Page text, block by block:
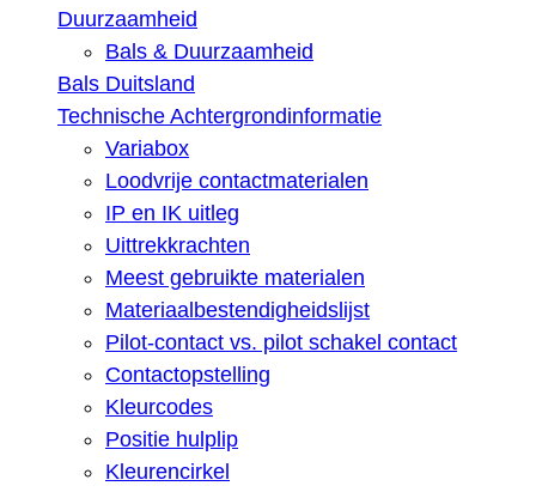
Duurzaamheid
Bals & Duurzaamheid
Bals Duitsland
Technische Achtergrondinformatie
Variabox
Loodvrije contactmaterialen
IP en IK uitleg
Uittrekkrachten
Meest gebruikte materialen
Materiaalbestendigheidslijst
Pilot-contact vs. pilot schakel contact
Contactopstelling
Kleurcodes
Positie hulplip
Kleurencirkel